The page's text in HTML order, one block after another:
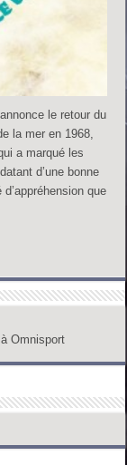
le retour du
la mer en 1968,
a marqué les
d’une bonne
que
à Omnisport